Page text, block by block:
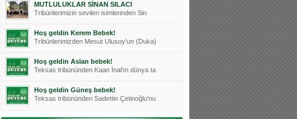
MUTLULUKLAR SİNAN SILACI
Tribünlerimizin sevilen isimlerinden Sin
Hoş geldin Kerem Bebek!
Tribünlerimizden Mesut Ulusoy'un (Duka)
Hoş geldin Aslan bebek!
Teksas tribününden Kaan İnal'ın dünya ta
Hoş geldin Güneş bebek!
Teksas tribününden Sadettin Çetinoğlu'nu